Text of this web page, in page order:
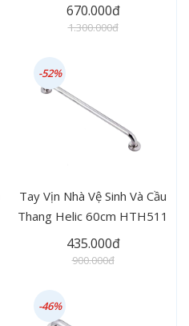
670.000đ
1.300.000đ
Tay Vịn Nhà Vệ Sinh Và Cầu
Thang Helic 60cm HTH511
435.000đ
900.000đ
-52%
-46%